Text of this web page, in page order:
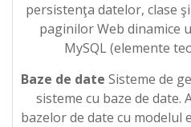
persistenţa datelor, clase
paginilor Web dinamice
MySQL (elemente
Baze de date Sisteme de
sisteme cu baze de date.
bazelor de date cu